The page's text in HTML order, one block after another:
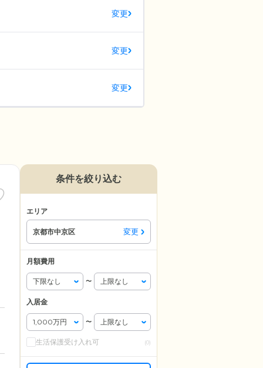
変更
変更
変更
条件を絞り込む
エリア
京都市中京区 変更
月額費用
〜
入居金
〜
生活保護受け入れ可 (0)